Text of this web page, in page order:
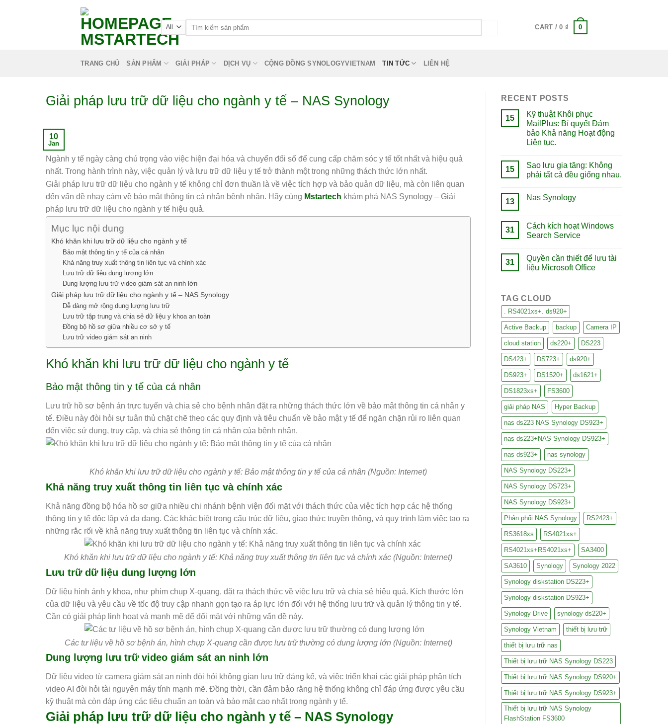
CART /0 ₫ 0
TRANG CHỦ SẢN PHẨM GIẢI PHÁP DỊCH VỤ CỘNG ĐỒNG SYNOLOGYVIETNAM TIN TỨC LIÊN HỆ
Giải pháp lưu trữ dữ liệu cho ngành y tế – NAS Synology
10
Jan
Ngành y tế ngày càng chú trọng vào việc hiện đại hóa và chuyển đổi số để cung cấp chăm sóc y tế tốt nhất và hiệu quả
nhất. Trong hành trình này, việc quản lý và lưu trữ dữ liệu y tế trở thành một trong những thách thức lớn nhất.
Giải pháp lưu trữ dữ liệu cho ngành y tế không chỉ đơn thuần là về việc tích hợp và bảo quản dữ liệu, mà còn liên quan
đến vấn đề nhạy cảm về bảo mật thông tin cá nhân bệnh nhân. Hãy cùng Mstartech khám phá NAS Synology – Giải
pháp lưu trữ dữ liệu cho ngành y tế hiệu quả.
Mục lục nội dung
Khó khăn khi lưu trữ dữ liệu cho ngành y tế
Bảo mật thông tin y tế của cá nhân
Khả năng truy xuất thông tin liên tục và chính xác
Lưu trữ dữ liệu dung lượng lớn
Dung lượng lưu trữ video giám sát an ninh lớn
Giải pháp lưu trữ dữ liệu cho ngành y tế – NAS Synology
Dễ dàng mở rộng dung lượng lưu trữ
Lưu trữ tập trung và chia sẻ dữ liệu y khoa an toàn
Đồng bộ hồ sơ giữa nhiều cơ sở y tế
Lưu trữ video giám sát an ninh
Khó khăn khi lưu trữ dữ liệu cho ngành y tế
Bảo mật thông tin y tế của cá nhân
Lưu trữ hồ sơ bệnh án trực tuyến và chia sẻ cho bệnh nhân đặt ra những thách thức lớn về bảo mật thông tin cá nhân y
tế. Điều này đòi hỏi sự tuân thủ chặt chẽ theo các quy định và tiêu chuẩn về bảo mật y tế để ngăn chặn rủi ro liên quan
đến việc sử dụng, truy cập, và chia sẻ thông tin cá nhân của bệnh nhân.
Khó khăn khi lưu trữ dữ liệu cho ngành y tế: Bảo mật thông tin y tế của cá nhân (Nguồn: Internet)
Khả năng truy xuất thông tin liên tục và chính xác
Khả năng đồng bộ hóa hồ sơ giữa nhiều chi nhánh bệnh viện đối mặt với thách thức của việc tích hợp các hệ thống
thông tin y tế độc lập và đa dạng. Các khác biệt trong cấu trúc dữ liệu, giao thức truyền thông, và quy trình làm việc tạo ra
những rắc rối về khả năng truy xuất thông tin liên tục và chính xác.
Khó khăn khi lưu trữ dữ liệu cho ngành y tế: Khả năng truy xuất thông tin liên tục và chính xác (Nguồn: Internet)
Lưu trữ dữ liệu dung lượng lớn
Dữ liệu hình ảnh y khoa, như phim chụp X-quang, đặt ra thách thức về việc lưu trữ và chia sẻ hiệu quả. Kích thước lớn
của dữ liệu và yêu cầu về tốc độ truy cập nhanh gọn tạo ra áp lực lớn đối với hệ thống lưu trữ và quản lý thông tin y tế.
Cần có giải pháp linh hoạt và mạnh mẽ để đối mặt với những vấn đề này.
Các tư liệu về hồ sơ bệnh án, hình chụp X-quang cần được lưu trữ thường có dung lượng lớn (Nguồn: Internet)
Dung lượng lưu trữ video giám sát an ninh lớn
Dữ liệu video từ camera giám sát an ninh đòi hỏi không gian lưu trữ đáng kể, và việc triển khai các giải pháp phân tích
video AI đòi hỏi tài nguyên máy tính mạnh mẽ. Đồng thời, cần đảm bảo rằng hệ thống không chỉ đáp ứng được yêu cầu
kỹ thuật mà còn đáp ứng các tiêu chuẩn an toàn và bảo mật cao nhất trong ngành y tế.
Giải pháp lưu trữ dữ liệu cho ngành y tế – NAS Synology
RECENT POSTS
15
Kỹ thuật Khôi phục
MailPlus: Bí quyết Đảm
bảo Khả năng Hoạt động
Liên tục.
15
Sao lưu gia tăng: Không
phải tất cả đều giống nhau.
13 Nas Synology
31
Cách kích hoạt Windows
Search Service
31
Quyền cần thiết để lưu tài
liệu Microsoft Office
TAG CLOUD
. RS4021xs+. ds920+
Active Backup backup Camera IP
cloud station ds220+ DS223
DS423+ DS723+ ds920+
DS923+ DS1520+ ds1621+
DS1823xs+ FS3600
giải pháp NAS Hyper Backup
nas ds223 NAS Synology DS923+
nas ds223+NAS Synology DS923+
nas ds923+ nas synology
NAS Synology DS223+
NAS Synology DS723+
NAS Synology DS923+
Phân phối NAS Synology RS2423+
RS3618xs RS4021xs+
RS4021xs+RS4021xs+ SA3400
SA3610 Synology Synology 2022
Synology diskstation DS223+
Synology diskstation DS923+
Synology Drive synology ds220+
Synology Vietnam thiết bị lưu trữ
thiết bị lưu trữ nas
Thiết bị lưu trữ NAS Synology DS223
Thiết bị lưu trữ NAS Synology DS920+
Thiết bị lưu trữ NAS Synology DS923+
Thiết bị lưu trữ NAS Synology
FlashStation FS3600